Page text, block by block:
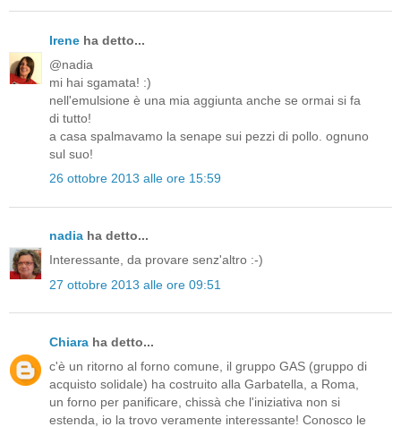
Irene ha detto...
@nadia
mi hai sgamata! :)
nell'emulsione è una mia aggiunta anche se ormai si fa
di tutto!
a casa spalmavamo la senape sui pezzi di pollo. ognuno
sul suo!
26 ottobre 2013 alle ore 15:59
nadia ha detto...
Interessante, da provare senz'altro :-)
27 ottobre 2013 alle ore 09:51
Chiara ha detto...
c'è un ritorno al forno comune, il gruppo GAS (gruppo di
acquisto solidale) ha costruito alla Garbatella, a Roma,
un forno per panificare, chissà che l'iniziativa non si
estenda, io la trovo veramente interessante! Conosco le